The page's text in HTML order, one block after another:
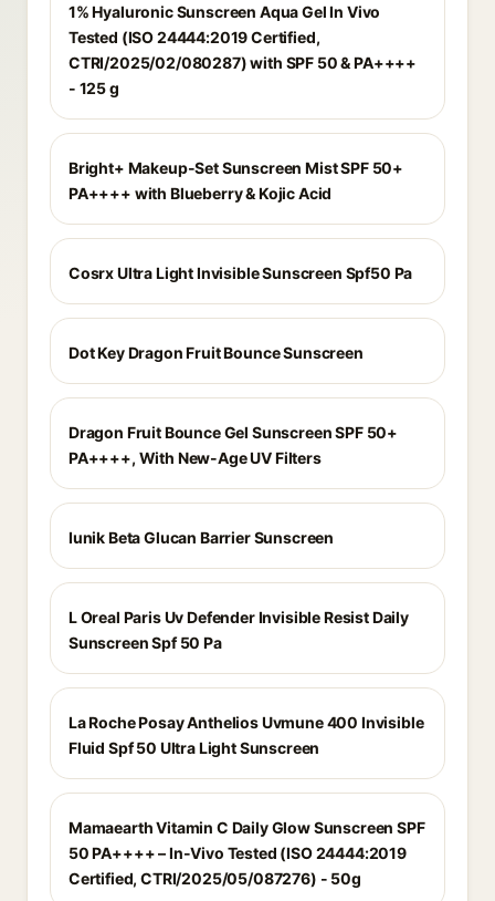
1% Hyaluronic Sunscreen Aqua Gel In Vivo
Tested (ISO 24444:2019 Certified,
CTRI/2025/02/080287) with SPF 50 & PA++++
- 125 g
Bright+ Makeup-Set Sunscreen Mist SPF 50+
PA++++ with Blueberry & Kojic Acid
Cosrx Ultra Light Invisible Sunscreen Spf50 Pa
Dot Key Dragon Fruit Bounce Sunscreen
Dragon Fruit Bounce Gel Sunscreen SPF 50+
PA++++, With New-Age UV Filters
Iunik Beta Glucan Barrier Sunscreen
L Oreal Paris Uv Defender Invisible Resist Daily
Sunscreen Spf 50 Pa
La Roche Posay Anthelios Uvmune 400 Invisible
Fluid Spf 50 Ultra Light Sunscreen
Mamaearth Vitamin C Daily Glow Sunscreen SPF
50 PA++++ – In-Vivo Tested (ISO 24444:2019
Certified, CTRI/2025/05/087276) - 50g